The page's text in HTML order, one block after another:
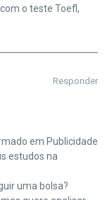
o teste Toefl,
Responder
em Publicidade
estudos na
uma bolsa?